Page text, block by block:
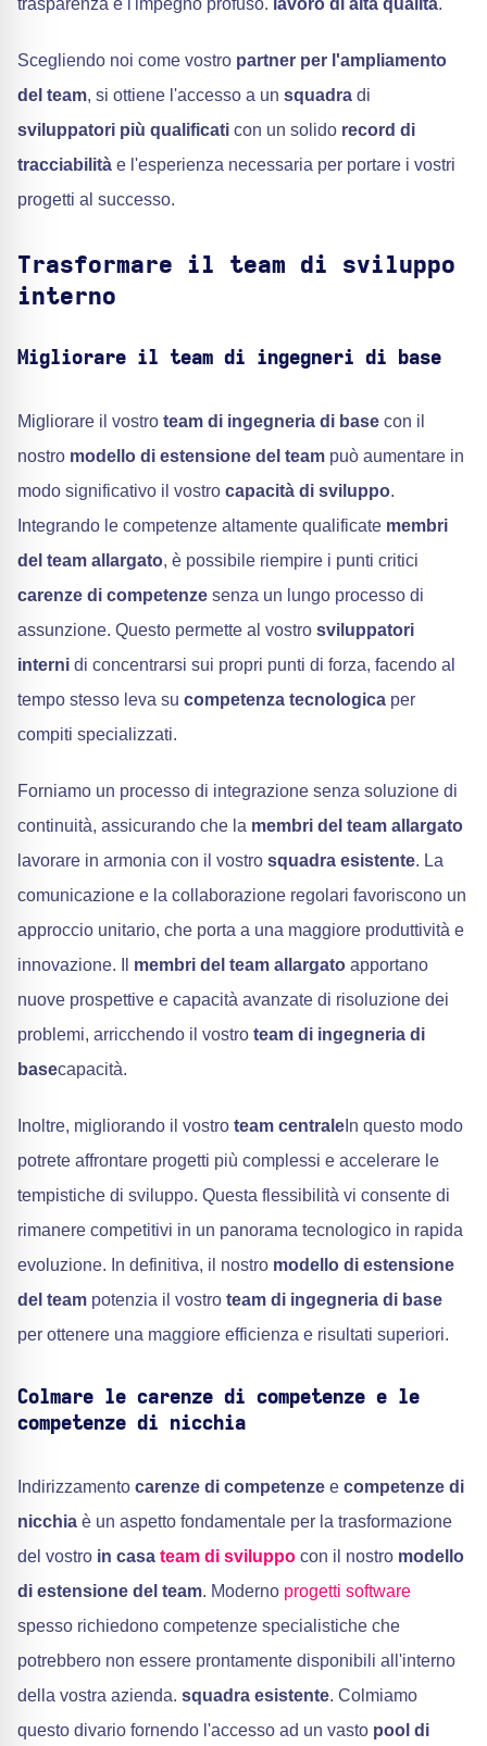
trasparenza e l'impegno profuso. lavoro di alta qualità.
Scegliendo noi come vostro partner per l'ampliamento
del team, si ottiene l'accesso a un squadra di
sviluppatori più qualificati con un solido record di
tracciabilità e l'esperienza necessaria per portare i vostri
progetti al successo.
Trasformare il team di sviluppo
interno
Migliorare il team di ingegneri di base
Migliorare il vostro team di ingegneria di base con il
nostro modello di estensione del team può aumentare in
modo significativo il vostro capacità di sviluppo.
Integrando le competenze altamente qualificate membri
del team allargato, è possibile riempire i punti critici
carenze di competenze senza un lungo processo di
assunzione. Questo permette al vostro sviluppatori
interni di concentrarsi sui propri punti di forza, facendo al
tempo stesso leva su competenza tecnologica per
compiti specializzati.
Forniamo un processo di integrazione senza soluzione di
continuità, assicurando che la membri del team allargato
lavorare in armonia con il vostro squadra esistente. La
comunicazione e la collaborazione regolari favoriscono un
approccio unitario, che porta a una maggiore produttività e
innovazione. Il membri del team allargato apportano
nuove prospettive e capacità avanzate di risoluzione dei
problemi, arricchendo il vostro team di ingegneria di
basecapacità.
Inoltre, migliorando il vostro team centrale In questo modo
potrete affrontare progetti più complessi e accelerare le
tempistiche di sviluppo. Questa flessibilità vi consente di
rimanere competitivi in un panorama tecnologico in rapida
evoluzione. In definitiva, il nostro modello di estensione
del team potenzia il vostro team di ingegneria di base
per ottenere una maggiore efficienza e risultati superiori.
Colmare le carenze di competenze e le
competenze di nicchia
Indirizzamento carenze di competenze e competenze di
nicchia è un aspetto fondamentale per la trasformazione
del vostro in casa team di sviluppo con il nostro modello
di estensione del team. Moderno progetti software
spesso richiedono competenze specialistiche che
potrebbero non essere prontamente disponibili all'interno
della vostra azienda. squadra esistente. Colmiamo
questo divario fornendo l'accesso ad un vasto pool di